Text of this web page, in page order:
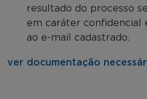
resultado do processo
em caráter confidencial
ao e-mail cadastrado.
ver documentação